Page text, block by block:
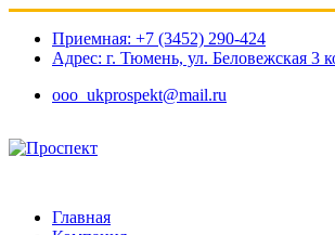
Приемная: +7 (3452) 290-424
Адрес: г. Тюмень, ул. Беловежская 3
ooo_ukprospekt@mail.ru
Главная